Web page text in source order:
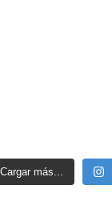
Cargar más...